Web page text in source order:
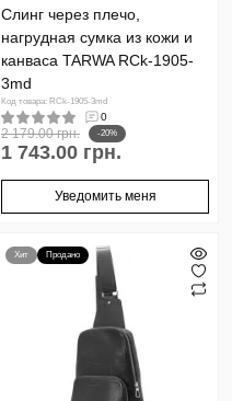
Слинг через плечо,
нагрудная сумка из кожи и
канваса TARWA RCk-1905-
3md
Код товара: RCk-1905-3md
0
2 179.00 грн. -20%
1 743.00 грн.
Уведомить меня
Хит Продано